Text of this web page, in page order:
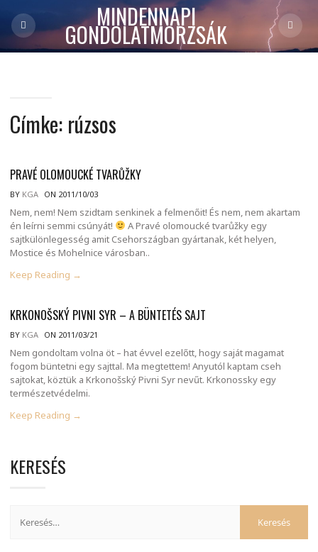
MINDENNAPI
GONDOLATMORZSÁK
Címke: rúzsos
PRAVÉ OLOMOUCKÉ TVARŮŽKY
BY KGA ON 2011/10/03
Nem, nem! Nem szidtam senkinek a felmenőit! És nem, nem akartam
én leírni semmi csúnyát!
A Pravé olomoucké tvarůžky egy
sajtkülönlegesség amit Csehországban gyártanak, két helyen,
Mostice és Mohelnice városban..
Keep Reading →
KRKONOŠSKÝ PIVNI SYR – A BÜNTETÉS SAJT
BY KGA ON 2011/03/21
Nem gondoltam volna öt – hat évvel ezelőtt, hogy saját magamat
fogom büntetni egy sajttal. Ma megtettem! Anyutól kaptam cseh
sajtokat, köztük a Krkonošský Pivni Syr nevűt. Krkonossky egy
természetvédelmi.
Keep Reading →
KERESÉS